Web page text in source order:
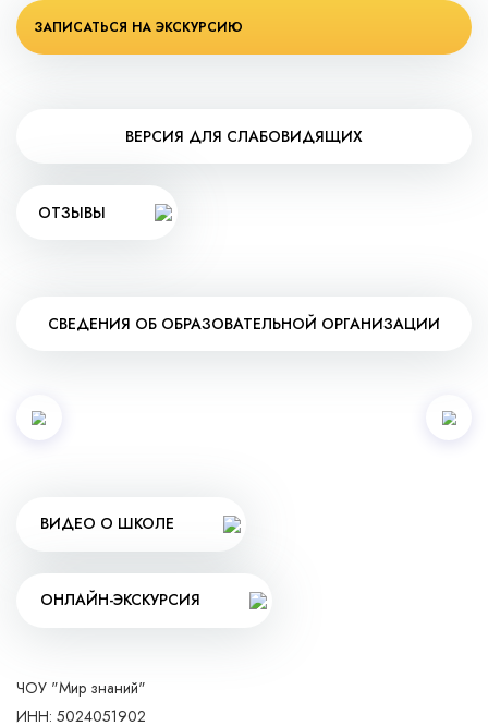
ЗАПИСАТЬСЯ НА ЭКСКУРСИЮ
ВЕРСИЯ ДЛЯ СЛАБОВИДЯЩИХ
ОТЗЫВЫ
СВЕДЕНИЯ ОБ ОБРАЗОВАТЕЛЬНОЙ ОРГАНИЗАЦИИ
ВИДЕО О ШКОЛЕ
ОНЛАЙН-ЭКСКУРСИЯ
ЧОУ "Мир знаний"
ИНН: 5024051902